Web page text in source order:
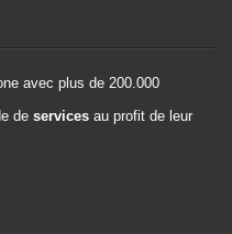
avec plus de 200.000
de services au profit de leur